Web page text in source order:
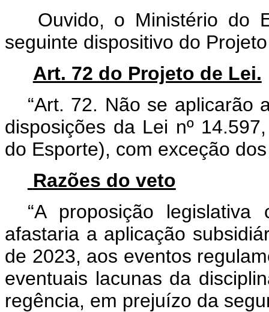
Ouvido, o Ministério do
seguinte dispositivo do
Art. 72 do Projeto de Lei.
“Art. 72. Não se aplicarão
disposições da Lei nº
do Esporte), com exceção
Razões do veto
“A proposição
afastaria a aplicação
de 2023, aos eventos
eventuais lacunas da
regência, em prejuízo da